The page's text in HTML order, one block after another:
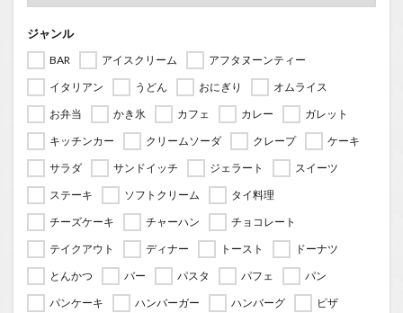
ジャンル
BAR アイスクリーム
アフタヌーンティー
イタリアン
うどん おにぎり
オムライス
お弁当
かき氷 カフェ カレー
ガレット
キッチンカー
クリームソーダ クレープ
ケーキ
サラダ
サンドイッチ ジェラート
スイーツ
ステーキ
ソフトクリーム
タイ料理
チーズケーキ
チャーハン
チョコレート
テイクアウト
ディナー トースト
ドーナツ
とんかつ
バー パスタ パフェ
パン
パンケーキ
ハンバーガー ハンバーグ
ピザ